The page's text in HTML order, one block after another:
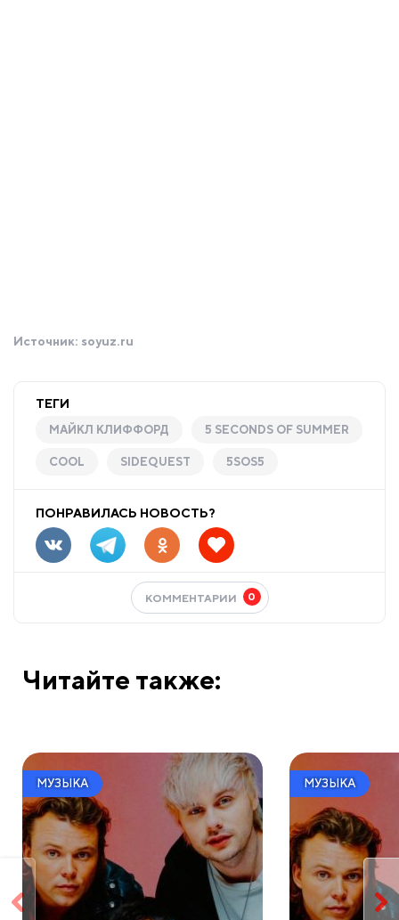
Источник: soyuz.ru
ТЕГИ
МАЙКЛ КЛИФФОРД 5 SECONDS OF SUMMER
COOL SIDEQUEST 5SOS5
ПОНРАВИЛАСЬ НОВОСТЬ?
КОММЕНТАРИИ 0
Читайте также:
МУЗЫКА МУЗЫКА